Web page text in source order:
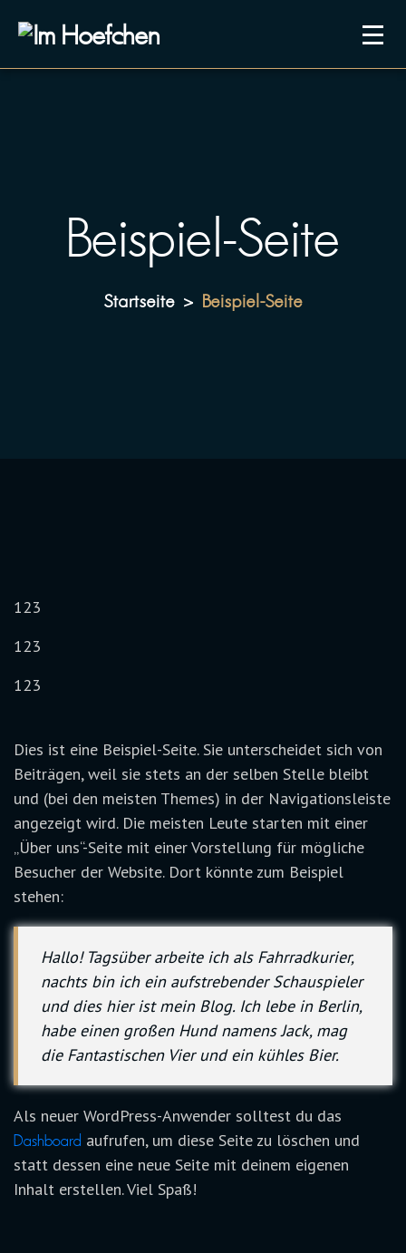
Beispiel-Seite
Startseite > Beispiel-Seite
123
123
123
Dies ist eine Beispiel-Seite. Sie unterscheidet sich von
Beiträgen, weil sie stets an der selben Stelle bleibt
und (bei den meisten Themes) in der Navigationsleiste
angezeigt wird. Die meisten Leute starten mit einer
„Über uns“-Seite mit einer Vorstellung für mögliche
Besucher der Website. Dort könnte zum Beispiel
stehen:
Hallo! Tagsüber arbeite ich als Fahrradkurier,
nachts bin ich ein aufstrebender Schauspieler
und dies hier ist mein Blog. Ich lebe in Berlin,
habe einen großen Hund namens Jack, mag
die Fantastischen Vier und ein kühles Bier.
Als neuer WordPress-Anwender solltest du das
Dashboard aufrufen, um diese Seite zu löschen und
statt dessen eine neue Seite mit deinem eigenen
Inhalt erstellen. Viel Spaß!